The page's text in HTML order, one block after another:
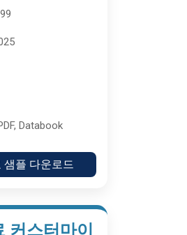
Databook
샘플 다운로드
커스터마이